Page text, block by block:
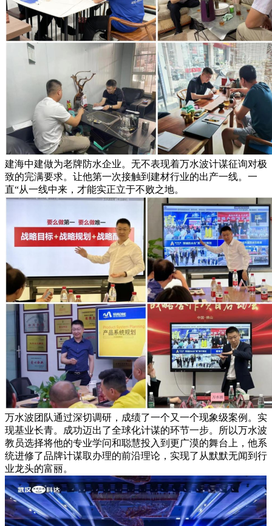
建海中建做为老牌防水企业。无不表现着万水波计谋征询对极
致的完满要求。让他第一次接触到建材行业的出产一线。一
直“从一线中来，才能实正立于不败之地。
万水波团队通过深切调研，成绩了一个又一个现象级案例。实
现基业长青。成功迈出了全球化计谋的环节一步。所以万水波
教员选择将他的专业学问和聪慧投入到更广漠的舞台上，他系
统进修了品牌计谋取办理的前沿理论，实现了从默默无闻到行
业龙头的富丽。